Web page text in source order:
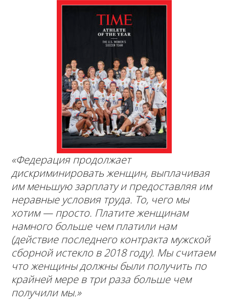
«Федерация продолжает
дискриминировать женщин, выплачивая
им меньшую зарплату и предоставляя им
неравные условия труда. То, чего мы
хотим — просто. Платите женщинам
намного больше чем платили нам
(действие последнего контракта мужской
сборной истекло в 2018 году). Мы считаем
что женщины должны были получить по
крайней мере в три раза больше чем
получили мы.»